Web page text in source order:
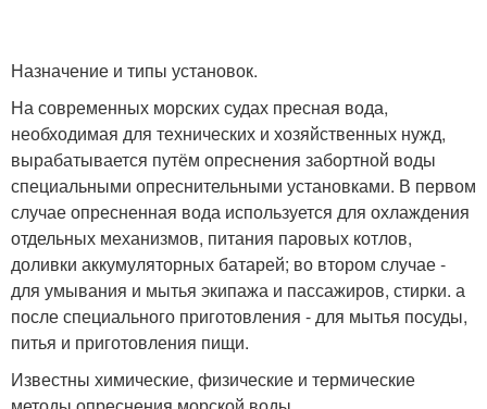
Назначение и типы установок.
На современных морских судах пресная вода,
необходимая для технических и хозяйственных нужд,
вырабатывается путём опреснения забортной воды
специальными опреснительными установками. В первом
случае опресненная вода используется для охлаждения
отдельных механизмов, питания паровых котлов,
доливки аккумуляторных батарей; во втором случае -
для умывания и мытья экипажа и пассажиров, стирки. а
после специального приготовления - для мытья посуды,
питья и приготовления пищи.
Известны химические, физические и термические